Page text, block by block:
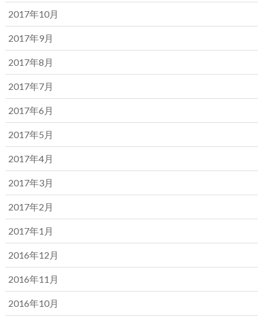
2017年10月
2017年9月
2017年8月
2017年7月
2017年6月
2017年5月
2017年4月
2017年3月
2017年2月
2017年1月
2016年12月
2016年11月
2016年10月